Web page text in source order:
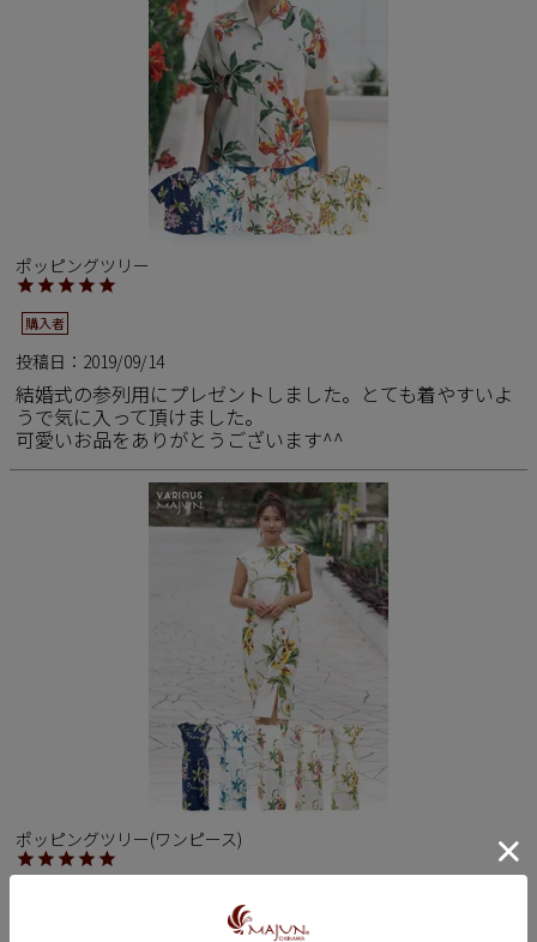
ポッピングツリー
購入者
投稿日 2019/09/14
結婚式の参列用にプレゼントしました。とても着やすいよ
うで気に入って頂けました。
可愛いお品をありがとうございます^^
ポッピングツリー(ワンピース)